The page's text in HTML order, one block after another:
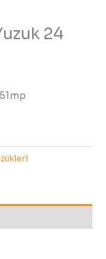
24